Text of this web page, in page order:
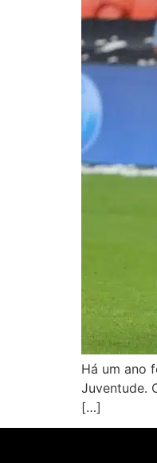
Há um ano
Juventude.
[…]